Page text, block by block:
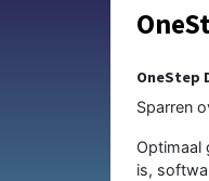
OneStep
Sparren
Optimaal
is,